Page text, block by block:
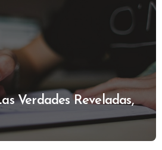
Verdades Reveladas,